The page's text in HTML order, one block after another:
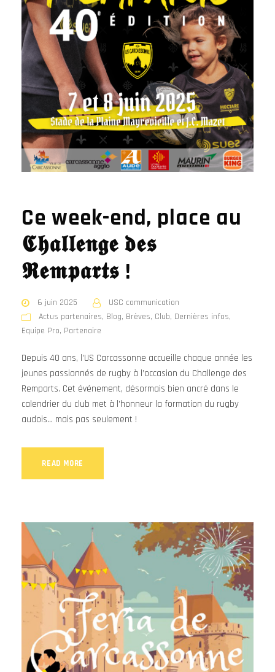
Ce week-end, place au
𝕮𝖍𝖆𝖑𝖑𝖊𝖓𝖌𝖊 𝖉𝖊𝖘
𝕽𝖊𝖒𝖕𝖆𝖗𝖙𝖘 !
6 juin 2025
USC communication
Actus partenaires, Blog, Brèves, Club, Dernières infos,
Equipe Pro, Partenaire
Depuis 40 ans, l’US Carcassonne accueille chaque année les
jeunes passionnés de rugby à l’occasion du Challenge des
Remparts. Cet événement, désormais bien ancré dans le
calendrier du club met à l'honneur la formation du rugby
audois... mais pas seulement !
READ MORE